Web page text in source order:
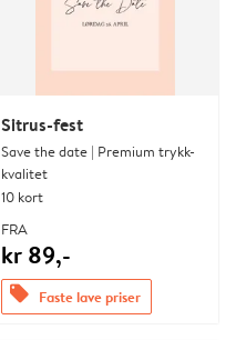
Sitrus-fest
Save the date | Premium trykk-
kvalitet
10 kort
FRA
kr 89,-
offers Faste lave priser